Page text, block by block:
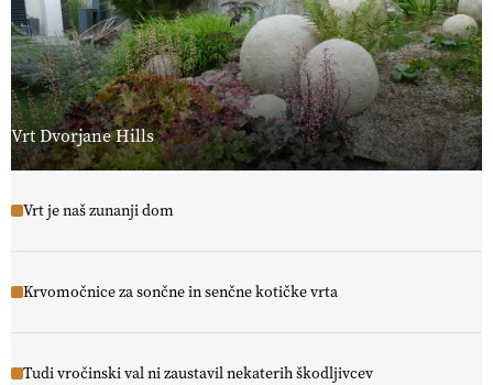
Vrt Dvorjane Hills
Vrt je naš zunanji dom
Krvomočnice za sončne in senčne kotičke vrta
Tudi vročinski val ni zaustavil nekaterih škodljivcev